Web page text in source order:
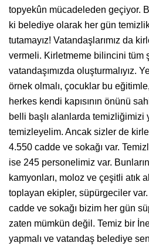
topyekûn mücadeleden geçiyor.
ki belediye olarak her gün
tutamayız! Vatandaşlarımız da
vermeli. Kirletmeme bilincini tüm
vatandaşımızda oluşturmalıyız.
örnek olmalı, çocuklar bu
herkes kendi kapısının önünü
belli başlı alanlarda temizliğimizi
temizleyelim. Ancak sizler de
4.550 cadde ve sokağı var.
ise 245 personelimiz var.
kamyonları, moloz ve çeşitli atık
toplayan ekipler, süpürgeciler var.
cadde ve sokağı bizim her gün
zaten mümkün değil. Temiz bir
yapmalı ve vatandaş belediye